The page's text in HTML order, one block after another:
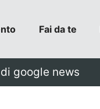
Fai da te
google news